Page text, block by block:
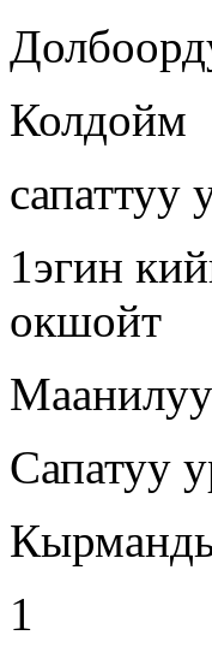
Колдойм
сапаттуу
1эгин
окшойт
Сапатуу
1